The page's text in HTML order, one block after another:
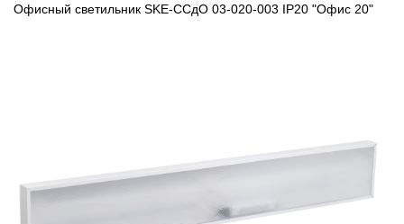
Офисный светильник SKE-ССдО 03-020-003 IP20 "Офис 20"